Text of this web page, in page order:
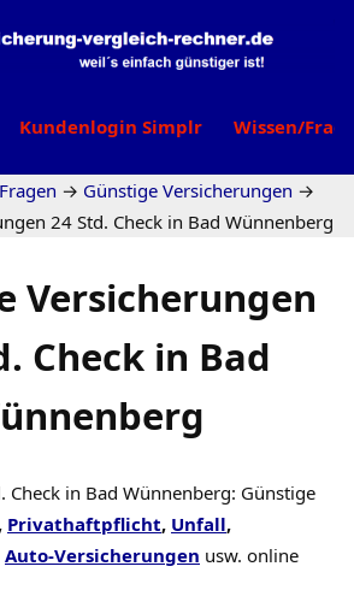
Kundenlogin Simplr Wissen/
→ Günstige Versicherungen →
24 Std. Check in Bad Wünnenberg
Versicherungen
Check in Bad
Check in Bad Wünnenberg: Günstige
, Privathaftpflicht, Unfall,
Auto-Versicherungen usw. online